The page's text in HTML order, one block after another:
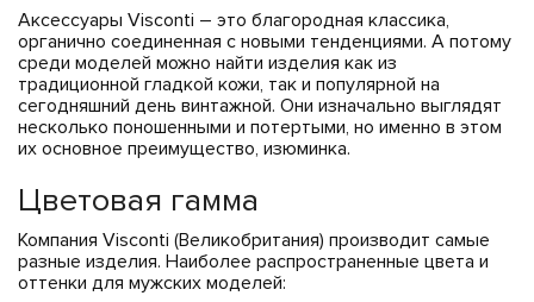
Аксессуары Visconti – это благородная классика,
органично соединенная с новыми тенденциями. А потому
среди моделей можно найти изделия как из
традиционной гладкой кожи, так и популярной на
сегодняшний день винтажной. Они изначально выглядят
несколько поношенными и потертыми, но именно в этом
их основное преимущество, изюминка.
Цветовая гамма
Компания Visconti (Великобритания) производит самые
разные изделия. Наиболее распространенные цвета и
оттенки для мужских моделей: